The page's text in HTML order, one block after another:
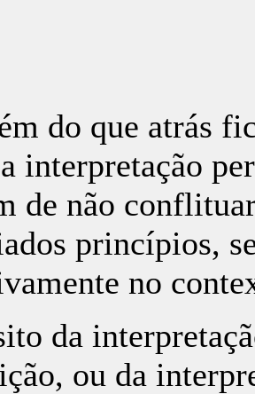
do que atrás
a interpretação
de não
princípios,
no
da
ou da